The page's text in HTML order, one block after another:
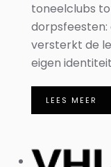
toneelclubs
versterkt de
eigen
LEES MEER